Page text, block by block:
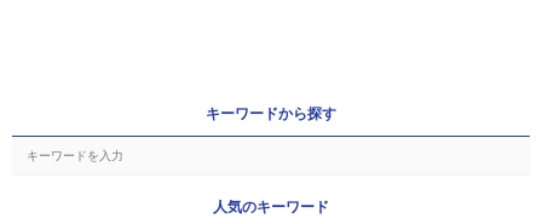
キーワードから探す
人気のキーワード